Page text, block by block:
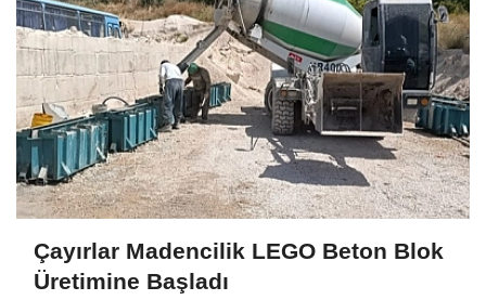
Çayırlar Madencilik LEGO Beton Blok
Üretimine Başladı